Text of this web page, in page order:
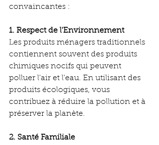
convaincantes :
1. Respect de l'Environnement
Les produits ménagers traditionnels
contiennent souvent des produits
chimiques nocifs qui peuvent
polluer l'air et l'eau. En utilisant des
produits écologiques, vous
contribuez à réduire la pollution et à
préserver la planète.
2. Santé Familiale